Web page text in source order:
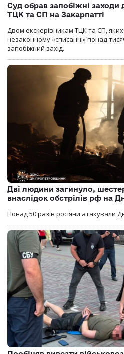
Суд обрав запобіжні
ТЦК та СП на Закарпатті
Двом екскерівникам ТЦК та СП,
незаконному «списанні» понад
запобіжний захід.
Дві людини загинуло,
внаслідок обстрілів рф на
Понад 50 разів росіяни атакували